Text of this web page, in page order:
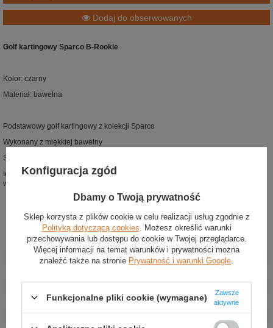
Dodaj do obserwowanych
Golf kartingowy Sparco B-Rookie
Kolor: czarny
Materiał: bawełna
Podstawowy golf kartingowy z kolekcji Sparco
Wykonany z miękkiej bawełny
Swobodny kształt dla bardziej regularnego dopasowania
Idealny do zakładania pod kombinezon, gdy homologacja FIA nie jest
wymagana
Stan :
Nowy
Kategoria:
Bielizna rajdowa
Homologacja:
Bez homologacji
Marka:
Sparco
Konfiguracja zgód
Dbamy o Twoją prywatność
Sklep korzysta z plików cookie w celu realizacji usług zgodnie z
Polityką dotyczącą cookies . Możesz określić warunki
przechowywania lub dostępu do cookie w Twojej przeglądarce.
Więcej informacji na temat warunków i prywatności można
znaleźć także na stronie Prywatność i warunki Google
Funkcjonalne pliki cookie (wymagane)
Zawsze
aktywne